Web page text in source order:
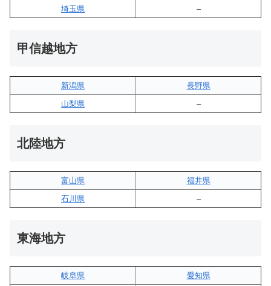
埼玉県
–
甲信越地方
新潟県
長野県
山梨県
–
北陸地方
富山県
福井県
石川県
–
東海地方
岐阜県
愛知県